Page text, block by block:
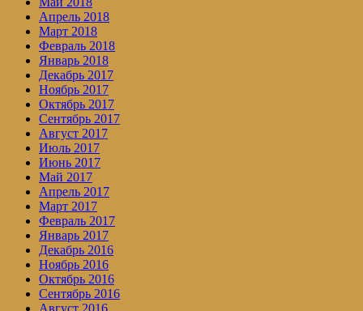
Апрель 2018
Март 2018
Февраль 2018
Январь 2018
Декабрь 2017
Ноябрь 2017
Октябрь 2017
Сентябрь 2017
Август 2017
Июль 2017
Июнь 2017
Май 2017
Апрель 2017
Март 2017
Февраль 2017
Январь 2017
Декабрь 2016
Ноябрь 2016
Октябрь 2016
Сентябрь 2016
Август 2016